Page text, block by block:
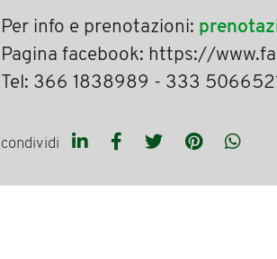
Per info e prenotazioni:
Pagina facebook: https://
Tel: 366 1838989 - 333
condividi